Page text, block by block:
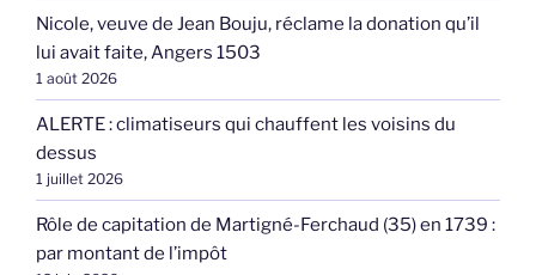
Nicole, veuve de Jean Bouju, réclame la donation qu’il
lui avait faite, Angers 1503
1 août 2026
ALERTE : climatiseurs qui chauffent les voisins du
dessus
1 juillet 2026
Rôle de capitation de Martigné-Ferchaud (35) en 1739 :
par montant de l’impôt